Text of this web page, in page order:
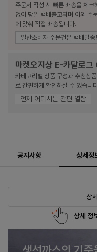
주문서 작성 시 빠른 배송을 체크
없이 당일 택배출고되며 이외 주
에 맞춰 직접 배송됩니다.
일반소비자 주문건은 택배발송
마켓오지상 E-카달로그
카테고리별 상품 구성과 추천상
로 간편하게 확인하실 수 있습니
언제 어디서든 간편 열람
공지사항 상세정
상
상세 정